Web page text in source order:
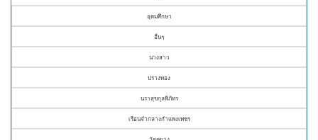
อุดมศึกษา
อื่นๆ
นางสาว
ปรางทอง
นราสุขกุลพิภัทร
เรือนจำกลางกำแพงเพชร